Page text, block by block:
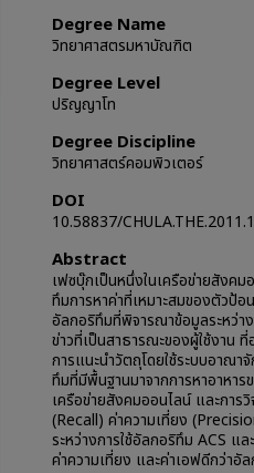
Degree Name
วิทยาศาสตรมหาบัณฑิต
Degree Level
ปริญญาโท
Degree Discipline
วิทยาศาสตร์คอมพิวเตอร์
DOI
10.58837/
Abstract
เฟซบุ๊กเป็นหนึ่งในเครือข่ายสังค
ทึมการหาค่าที่เหมาะสมของตัว
อัลกอริทึมที่พิจารณาข้อมูลระหว่า
ข่าวที่เป็นสาธารณะของผู้ใช้งาน
การแนะนำวัตถุโดยใช้ระบบอาณ
ทึมที่มีพื้นฐานมาจากการหาอาหาร
เครือข่ายสังคมออนไลน์ และการ
(Recall) ค่าความเที่ยง
ระหว่างการใช้อัลกอริทึม ACS แ
ค่าความเที่ยง และค่าเอฟดีกว่า